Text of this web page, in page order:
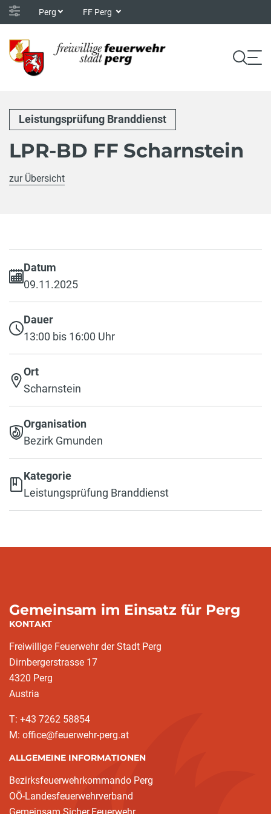
Perg FF Perg
Leistungsprüfung Branddienst
LPR-BD FF Scharnstein
zur Übersicht
Datum
09.11.2025
Dauer
13:00 bis 16:00 Uhr
Ort
Scharnstein
Organisation
Bezirk Gmunden
Kategorie
Leistungsprüfung Branddienst
Gemeinsam im Einsatz für Perg
KONTAKT
Freiwillige Feuerwehr der Stadt Perg
Dirnbergerstrasse 17
4320 Perg
Austria
T: +43 7262 58854
M: office@feuerwehr-perg.at
ALLGEMEINE INFORMATIONEN
Bezirksfeuerwehrkommando Perg
OÖ-Landesfeuerwehrverband